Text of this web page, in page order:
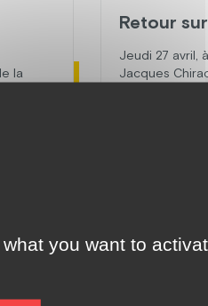
la
Retour
Jeudi 27 avril,
Jacques
compagnie
you want to